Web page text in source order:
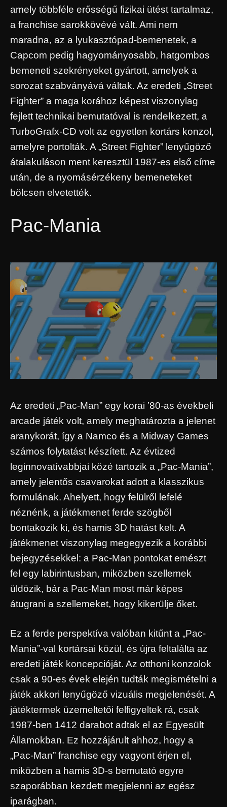
amely többféle erősségű fizikai ütést tartalmaz,
a franchise sarokkövévé vált. Ami nem
maradna, az a lyukasztópad-bemenetek, a
Capcom pedig hagyományosabb, hatgombos
bemeneti szekrényeket gyártott, amelyek a
sorozat szabványává váltak. Az eredeti „Street
Fighter” a maga korához képest viszonylag
fejlett technikai bemutatóval is rendelkezett, a
TurboGrafx-CD volt az egyetlen kortárs konzol,
amelyre portolták. A „Street Fighter” lenyűgöző
átalakuláson ment keresztül 1987-es első címe
után, de a nyomásérzékeny bemeneteket
bölcsen elvetették.
Pac-Mania
Az eredeti „Pac-Man” egy korai ’80-as évekbeli
arcade játék volt, amely meghatározta a jelenet
aranykorát, így a Namco és a Midway Games
számos folytatást készített. Az évtized
leginnovatívabbjai közé tartozik a „Pac-Mania”,
amely jelentős csavarokat adott a klasszikus
formulának. Ahelyett, hogy felülről lefelé
néznénk, a játékmenet ferde szögből
bontakozik ki, és hamis 3D hatást kelt. A
játékmenet viszonylag megegyezik a korábbi
bejegyzésekkel: a Pac-Man pontokat emészt
fel egy labirintusban, miközben szellemek
üldözik, bár a Pac-Man most már képes
átugrani a szellemeket, hogy kikerülje őket.
Ez a ferde perspektíva valóban kitűnt a „Pac-
Mania”-val kortársai közül, és újra feltalálta az
eredeti játék koncepcióját. Az otthoni konzolok
csak a 90-es évek elején tudták megismételni a
játék akkori lenyűgöző vizuális megjelenését. A
játéktermek üzemeltetői felfigyeltek rá, csak
1987-ben 1412 darabot adtak el az Egyesült
Államokban. Ez hozzájárult ahhoz, hogy a
„Pac-Man” franchise egy vagyont érjen el,
miközben a hamis 3D-s bemutató egyre
szaporábban kezdett megjelenni az egész
iparágban.